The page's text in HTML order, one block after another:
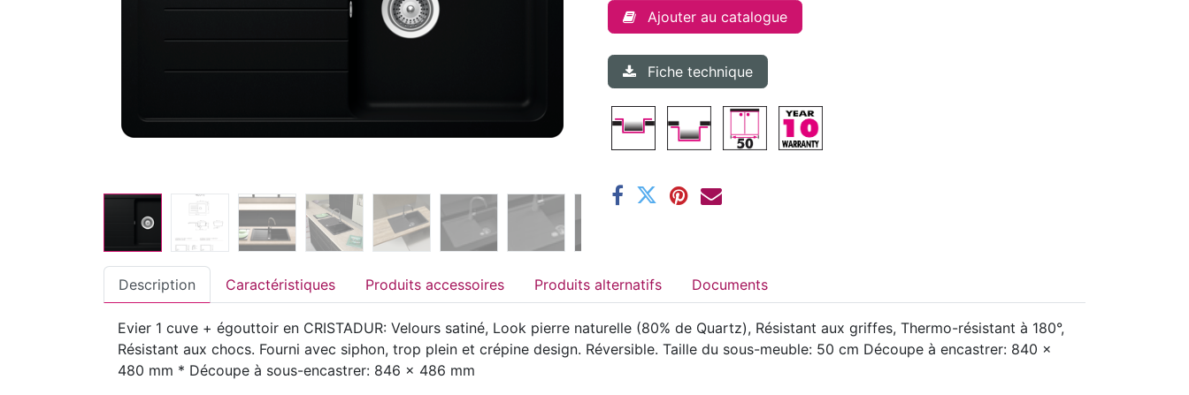
Ajouter au catalogue
Fiche technique
Description Caractéristiques Produits accessoires Produits alternatifs Documents
Evier 1 cuve + égouttoir en CRISTADUR: Velours satiné, Look pierre naturelle (80% de Quartz), Résistant aux griffes, Thermo-résistant à 180°,
Résistant aux chocs. Fourni avec siphon, trop plein et crépine design. Réversible. Taille du sous-meuble: 50 cm Découpe à encastrer: 840 x
480 mm * Découpe à sous-encastrer: 846 x 486 mm